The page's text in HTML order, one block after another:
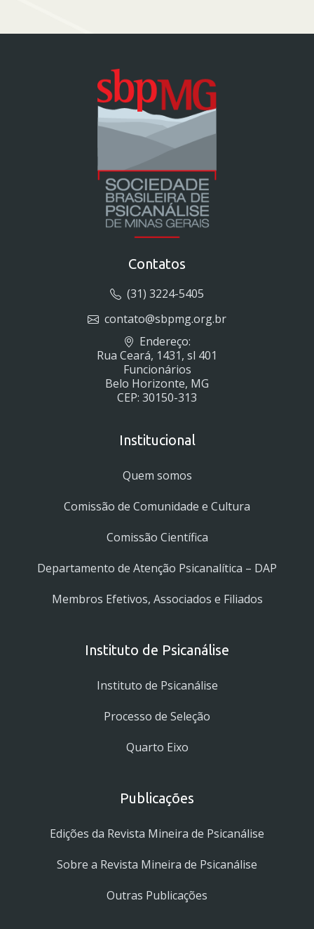
Contatos
(31) 3224-5405
contato@sbpmg.org.br
Endereço:
Rua Ceará, 1431, sl 401
Funcionários
Belo Horizonte, MG
CEP: 30150-313
Institucional
Quem somos
Comissão de Comunidade e Cultura
Comissão Científica
Departamento de Atenção Psicanalítica – DAP
Membros Efetivos, Associados e Filiados
Instituto de Psicanálise
Instituto de Psicanálise
Processo de Seleção
Quarto Eixo
Publicações
Edições da Revista Mineira de Psicanálise
Sobre a Revista Mineira de Psicanálise
Outras Publicações